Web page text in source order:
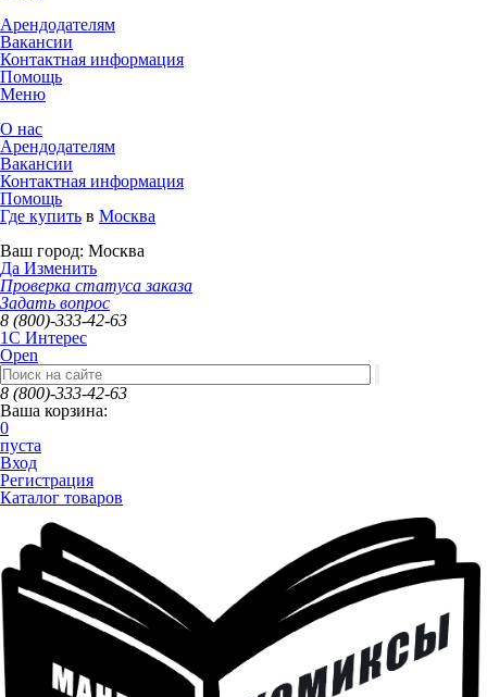
Арендодателям
Вакансии
Контактная информация
Помощь
Меню
О нас
Арендодателям
Вакансии
Контактная информация
Помощь
Где купить в Москва
Ваш город: Москва
Да Изменить
Проверка статуса заказа
Задать вопрос
8 (800)-333-42-63
1C Интерес
Open
8 (800)-333-42-63
Ваша корзина:
0
пуста
Вход
Регистрация
Каталог товаров